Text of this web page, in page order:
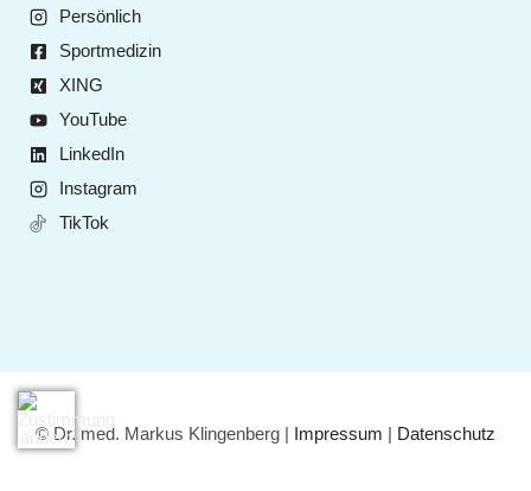
Persönlich
Sportmedizin
XING
YouTube
LinkedIn
Instagram
TikTok
© Dr. med. Markus Klingenberg | Impressum | Datenschutz